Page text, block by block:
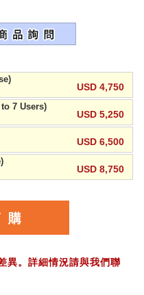
USD 4,750
7 Users)
USD 5,250
USD 6,500
USD 8,750
異。詳細情況請與我們聯